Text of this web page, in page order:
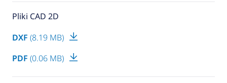
Pliki CAD 2D
DXF (8.19 MB)
PDF (0.06 MB)